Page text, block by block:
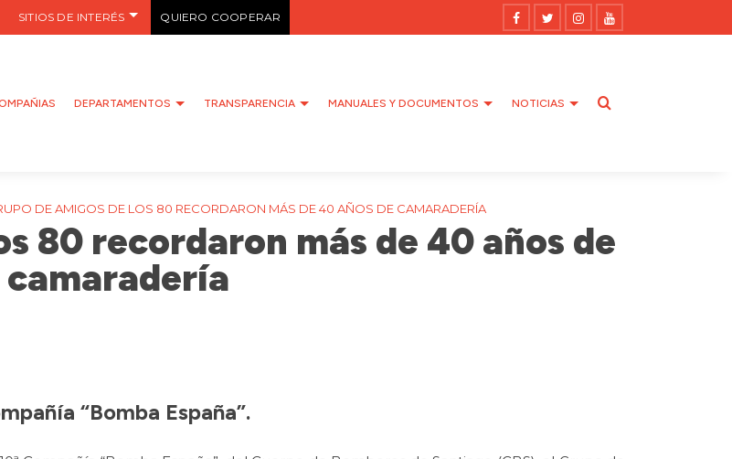
SITIOS DE INTERÉS QUIERO COOPERAR
DEPARTAMENTOS TRANSPARENCIA MANUALES Y DOCUMENTOS NOTICIAS
DE AMIGOS DE LOS 80 RECORDARON MÁS DE 40 AÑOS DE CAMARADERÍA
80 recordaron más de 40 años de
camaradería
“Bomba España”.